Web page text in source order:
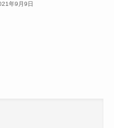
年9月9日